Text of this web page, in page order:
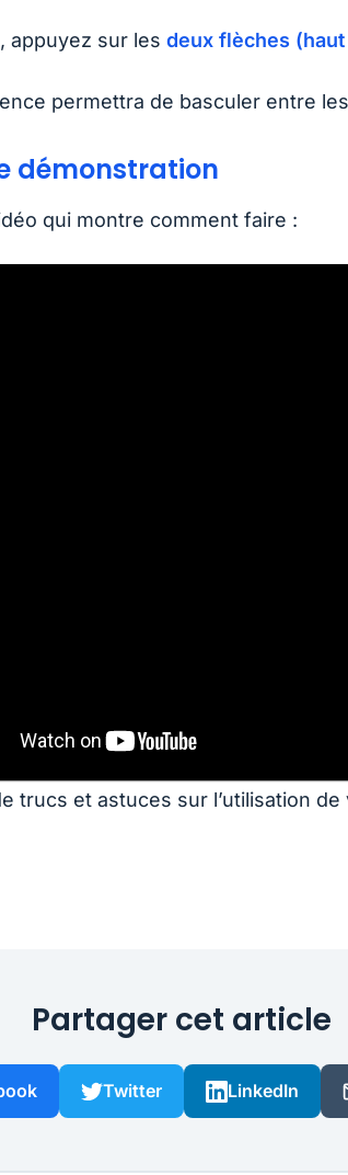
appuyez sur les deux flèches (haut
permettra de basculer entre
démonstration
qui montre comment faire :
trucs et astuces sur l’utilisation
Partager cet article
Twitter LinkedIn